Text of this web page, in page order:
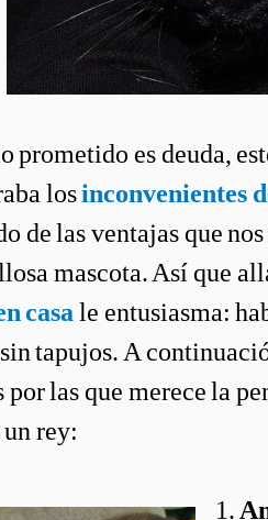
prometido es deuda,
losinconvenientes
de las ventajas que
mascota. Así que
casa le entusiasma:
tapujos. A
por las que merece la
rey:
1.